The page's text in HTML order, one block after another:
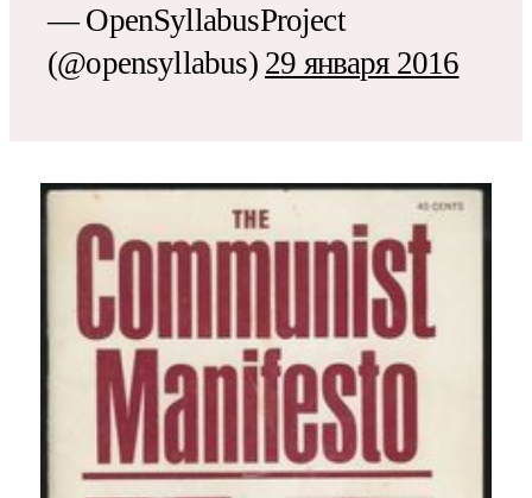
— OpenSyllabusProject
(@opensyllabus) 29 января 2016